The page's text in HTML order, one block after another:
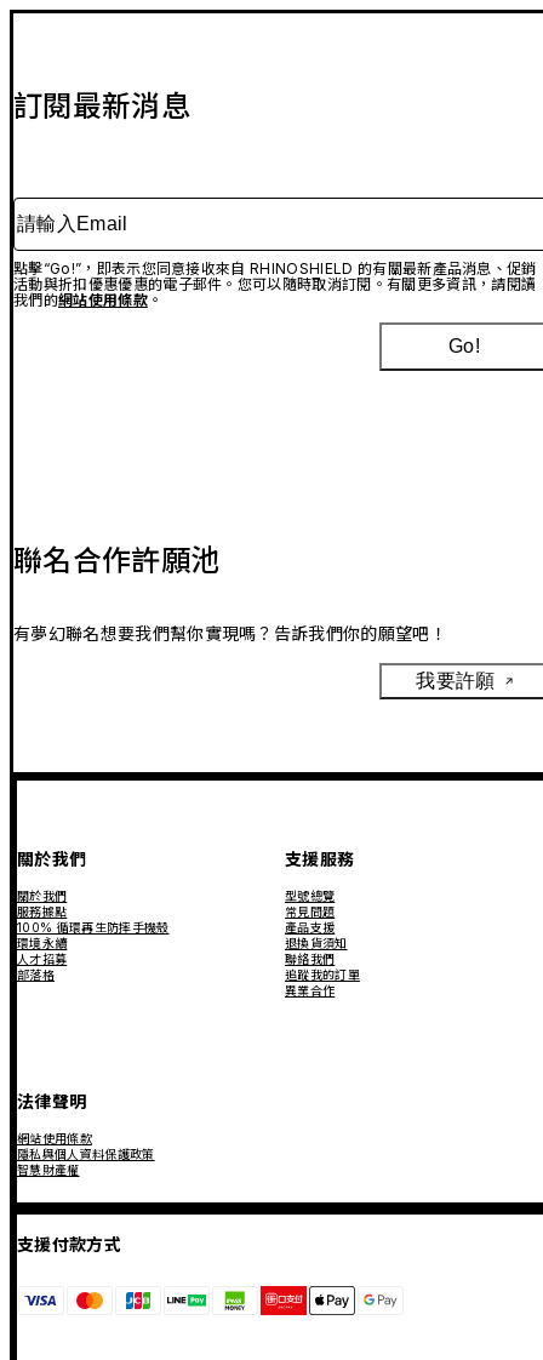
訂閱最新消息
請輸入Email
點擊“Go!”，即表示您同意接收來自 RHINOSHIELD 的有關最新產品消息、促銷
活動與折扣優惠優惠的電子郵件。您可以隨時取消訂閱。有關更多資訊，請閱讀
我們的網站使用條款。
Go!
聯名合作許願池
有夢幻聯名想要我們幫你實現嗎？告訴我們你的願望吧！
我要許願
關於我們
關於我們
服務據點
100% 循環再生防摔手機殼
環境永續
人才招募
部落格
支援服務
型號總覽
常見問題
產品支援
退換貨須知
聯絡我們
追蹤我的訂單
異業合作
法律聲明
網站使用條款
隱私與個人資料保護政策
智慧財產權
支援付款方式